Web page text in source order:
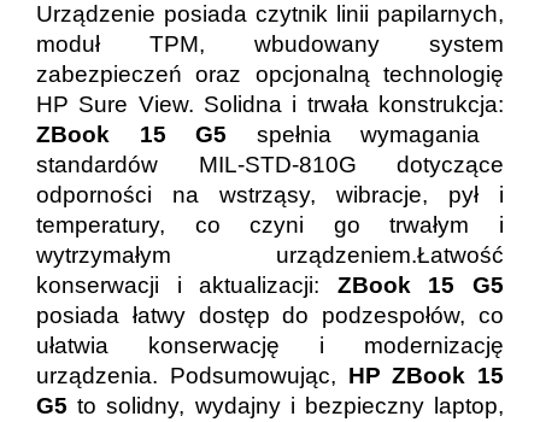
Urządzenie posiada czytnik linii papilarnych,
moduł TPM, wbudowany system
zabezpieczeń oraz opcjonalną technologię
HP Sure View. Solidna i trwała konstrukcja:
ZBook 15 G5 spełnia wymagania
standardów MIL-STD-810G dotyczące
odporności na wstrząsy, wibracje, pył i
temperatury, co czyni go trwałym i
wytrzymałym urządzeniem.Łatwość
konserwacji i aktualizacji: ZBook 15 G5
posiada łatwy dostęp do podzespołów, co
ułatwia konserwację i modernizację
urządzenia. Podsumowując, HP ZBook 15
G5 to solidny, wydajny i bezpieczny laptop,